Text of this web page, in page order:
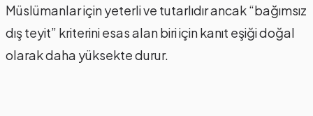
Müslümanlar için yeterli ve tutarlıdır ancak “bağımsız
dış teyit” kriterini esas alan biri için kanıt eşiği doğal
olarak daha yüksekte durur.